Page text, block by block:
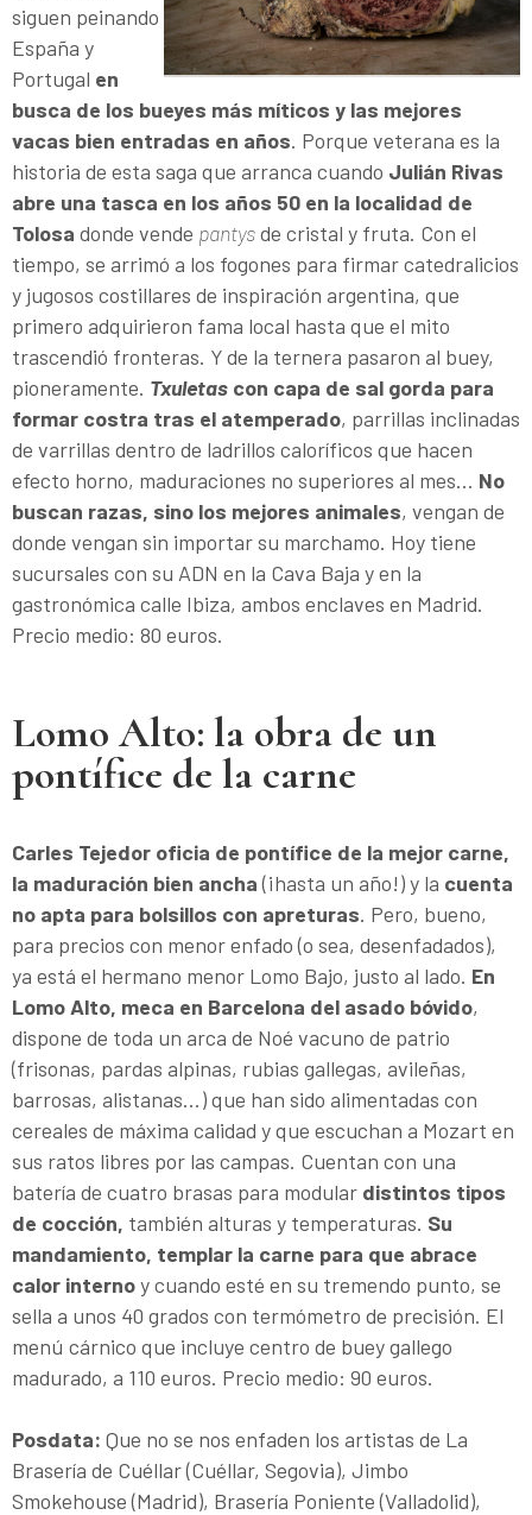
siguen peinando
España y
Portugal en
busca de los bueyes más míticos y las mejores
vacas bien entradas en años. Porque veterana es la
historia de esta saga que arranca cuando Julián Rivas
abre una tasca en los años 50 en la localidad de
Tolosa donde vende pantysde cristal y fruta. Con el
tiempo, se arrimó a los fogones para firmar catedralicios
y jugosos costillares de inspiración argentina, que
primero adquirieron fama local hasta que el mito
trascendió fronteras. Y de la ternera pasaron al buey,
pioneramente. Txuletas con capa de sal gorda para
formar costra tras el atemperado, parrillas inclinadas
de varrillas dentro de ladrillos caloríficos que hacen
efecto horno, maduraciones no superiores al mes... No
buscan razas, sino los mejores animales, vengan de
donde vengan sin importar su marchamo. Hoy tiene
sucursales con su ADN en la Cava Baja y en la
gastronómica calle Ibiza, ambos enclaves en Madrid.
Precio medio: 80 euros.
Lomo Alto: la obra de un
pontífice de la carne
Carles Tejedor oficia de pontífice de la mejor carne,
la maduración bien ancha(¡hasta un año!) y la cuenta
no apta para bolsillos con apreturas. Pero, bueno,
para precios con menor enfado (o sea, desenfadados),
ya está el hermano menor Lomo Bajo, justo al lado. En
Lomo Alto, meca en Barcelona del asado bóvido,
dispone de toda un arca de Noé vacuno de patrio
(frisonas, pardas alpinas, rubias gallegas, avileñas,
barrosas, alistanas...) que han sido alimentadas con
cereales de máxima calidad y que escuchan a Mozart en
sus ratos libres por las campas. Cuentan con una
batería de cuatro brasas para modular distintos tipos
de cocción, también alturas y temperaturas. Su
mandamiento, templar la carne para que abrace
calor internoy cuando esté en su tremendo punto, se
sella a unos 40 grados con termómetro de precisión. El
menú cárnico que incluye centro de buey gallego
madurado, a 110 euros. Precio medio: 90 euros.
Posdata: Que no se nos enfaden los artistas de La
Brasería de Cuéllar (Cuéllar, Segovia), Jimbo
Smokehouse (Madrid), Brasería Poniente (Valladolid),